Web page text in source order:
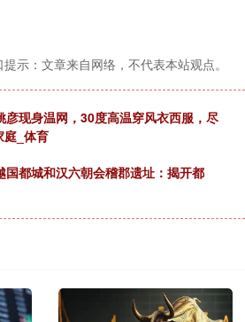
示：文章来自网络，不代表本站观点。
彦现身温网，30度高温穿风衣西服，尽
庭_体育
国都城和汉六朝会稽郡遗址：揭开都